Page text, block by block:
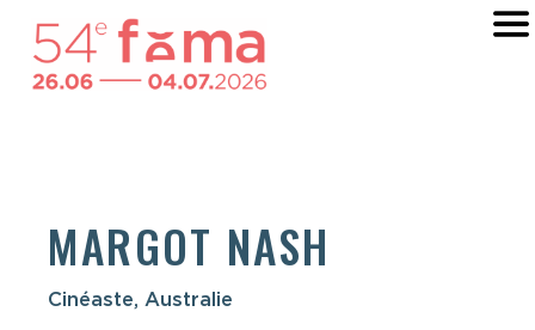
MARGOT NASH
Cinéaste, Australie